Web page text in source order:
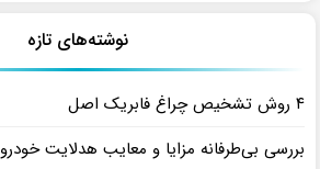
نوشته‌های تازه
۴ روش تشخیص چراغ فابریک اصل
بررسی بی‌طرفانه مزایا و معایب هدلایت خودرو